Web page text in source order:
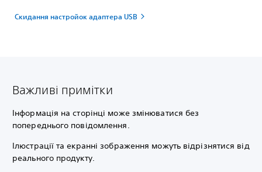
Скидання настройок адаптера USB
Важливі примітки
Інформація на сторінці може змінюватися без
попереднього повідомлення.
Ілюстрації та екранні зображення можуть відрізнятися від
реального продукту.